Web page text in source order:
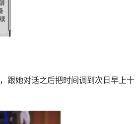
，跟她对话之后把时间调到次日早上十